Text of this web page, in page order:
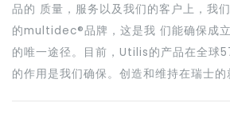
品的 质量，服务以及我们的客户上，我
的multidec®品牌，这是我 们能确保成
的唯一途径。目前，Utilis的产品在全球
的作用是我们确保。创造和维持在瑞士的